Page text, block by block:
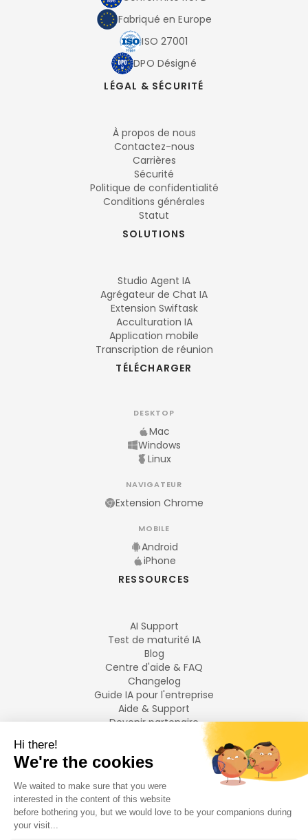
Fabriqué en Europe
ISO 27001
DPO Désigné
LÉGAL & SÉCURITÉ
À propos de nous
Contactez-nous
Carrières
Sécurité
Politique de confidentialité
Conditions générales
Statut
SOLUTIONS
Studio Agent IA
Agrégateur de Chat IA
Extension Swiftask
Acculturation IA
Application mobile
Transcription de réunion
TÉLÉCHARGER
DESKTOP
Mac
Windows
Linux
NAVIGATEUR
Extension Chrome
MOBILE
Android
iPhone
RESSOURCES
AI Support
Test de maturité IA
Blog
Centre d'aide & FAQ
Changelog
Guide IA pour l'entreprise
Aide & Support
Devenir partenaire
LANGUES
Français
English